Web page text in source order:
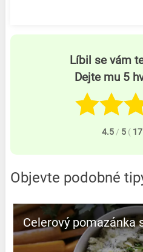
Líbil se vám
Dejte mu 5
4.5 / 5 ( 17
Objevte podobné
Celerový pomazánka